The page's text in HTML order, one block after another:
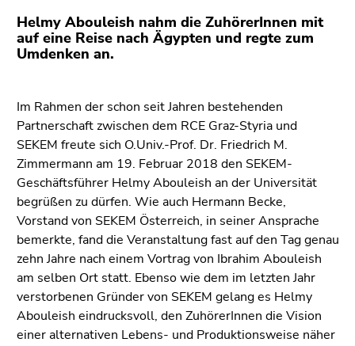
Helmy Abouleish nahm die ZuhörerInnen mit
auf eine Reise nach Ägypten und regte zum
Umdenken an.
Im Rahmen der schon seit Jahren bestehenden
Partnerschaft zwischen dem RCE Graz-Styria und
SEKEM freute sich O.Univ.-Prof. Dr. Friedrich M.
Zimmermann am 19. Februar 2018 den SEKEM-
Geschäftsführer Helmy Abouleish an der Universität
begrüßen zu dürfen. Wie auch Hermann Becke,
Vorstand von SEKEM Österreich, in seiner Ansprache
bemerkte, fand die Veranstaltung fast auf den Tag genau
zehn Jahre nach einem Vortrag von Ibrahim Abouleish
am selben Ort statt. Ebenso wie dem im letzten Jahr
verstorbenen Gründer von SEKEM gelang es Helmy
Abouleish eindrucksvoll, den ZuhörerInnen die Vision
einer alternativen Lebens- und Produktionsweise näher